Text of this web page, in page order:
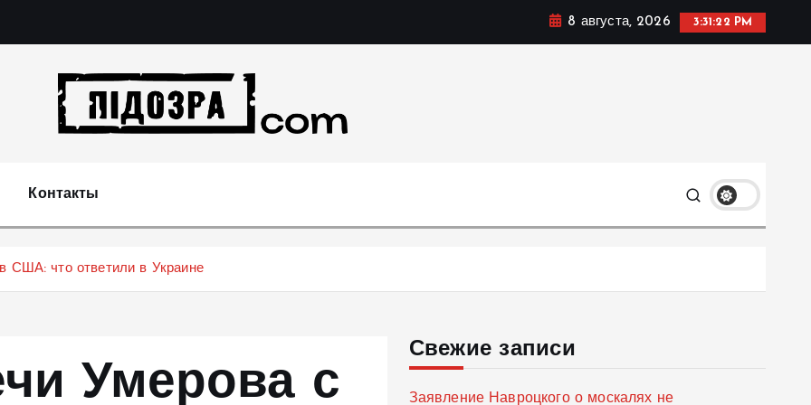
8 августа, 2026 3:31:23 PM
Контакты
США: что ответили в Украине
Умерова с
Свежие записи
Заявление Навроцкого о москалях не